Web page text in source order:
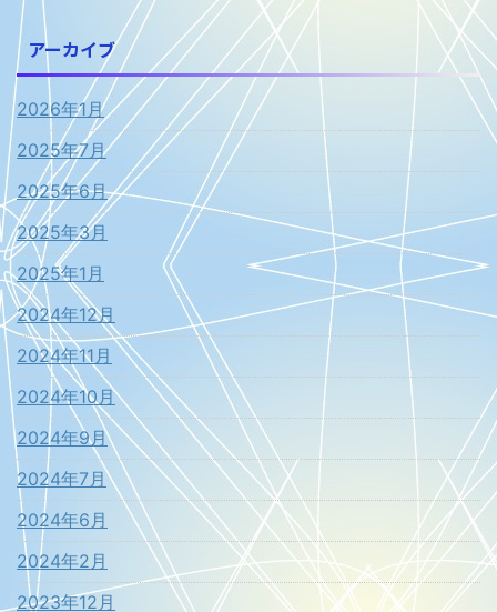
アーカイブ
2026年1月
2025年7月
2025年6月
2025年3月
2025年1月
2024年12月
2024年11月
2024年10月
2024年9月
2024年7月
2024年6月
2024年2月
2023年12月